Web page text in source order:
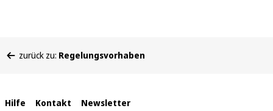
befinden
zurück zu: Regelungsvorhaben
Interne
Hilfe Kontakt Newsletter